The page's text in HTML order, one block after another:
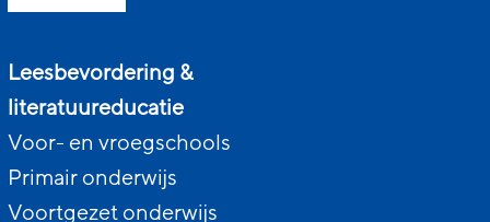
Leesbevordering &
literatuureducatie
Voor- en vroegschools
Primair onderwijs
Voortgezet onderwijs